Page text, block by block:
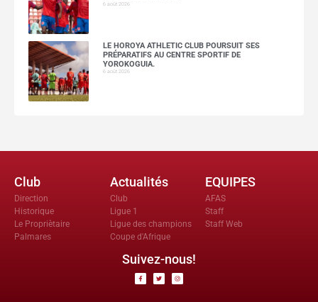
6 août 2026
LE HOROYA ATHLETIC CLUB POURSUIT SES
PRÉPARATIFS AU CENTRE SPORTIF DE
YOROKOGUIA.
6 août 2026
Club
Direction
Historique
Le Propriètaire
Palmares
Actualités
Club
Ligue 1
Ligue des champions
Coupe d'Afrique
EQUIPES
AFAS
Staff
Staff Web
Suivez-nous!